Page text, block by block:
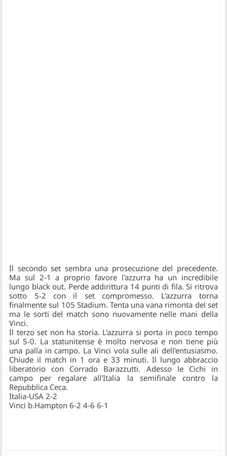
Il secondo set sembra una prosecuzione del precedente.
Ma sul 2-1 a proprio favore l'azzurra ha un incredibile
lungo black out. Perde addirittura 14 punti di fila. Si ritrova
sotto 5-2 con il set compromesso. L'azzurra torna
finalmente sul 105 Stadium. Tenta una vana rimonta del set
ma le sorti del match sono nuovamente nelle mani della
Vinci.
Il terzo set non ha storia. L'azzurra si porta in poco tempo
sul 5-0. La statunitense è molto nervosa e non tiene più
una palla in campo. La Vinci vola sulle ali dell'entusiasmo.
Chiude il match in 1 ora e 33 minuti. Il lungo abbraccio
liberatorio con Corrado Barazzutti. Adesso le Cichi in
campo per regalare all'Italia la semifinale contro la
Repubblica Ceca.
Italia-USA 2-2
Vinci b.Hampton 6-2 4-6 6-1